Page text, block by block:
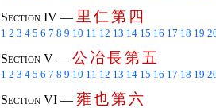
Section IV — 里 仁第 四
1 2 3 4 5 6 7 8 9 10 11 12 13 14 15 16 17 18 19
Section V — 公 冶長第五
1 2 3 4 5 6 7 8 9 10 11 12 13 14 15 16 17 18 19
Section VI — 雍也第六